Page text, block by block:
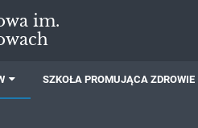
im.
SZKOŁA PROMUJĄCA ZDROWIE